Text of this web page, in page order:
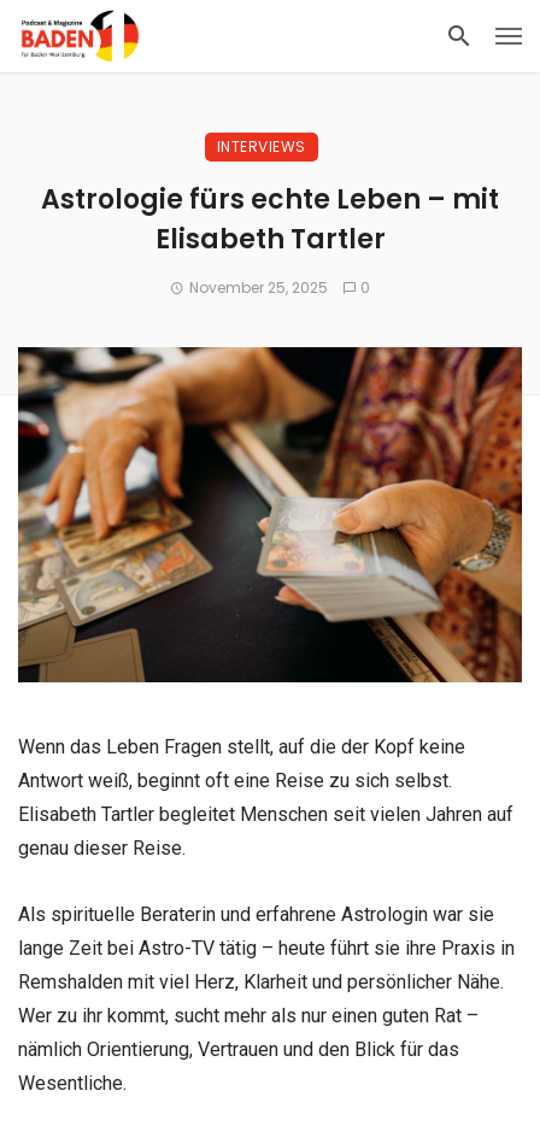
INTERVIEWS
Astrologie fürs echte Leben – mit
Elisabeth Tartler
November 25, 2025 0
Wenn das Leben Fragen stellt, auf die der Kopf keine
Antwort weiß, beginnt oft eine Reise zu sich selbst.
Elisabeth Tartler begleitet Menschen seit vielen Jahren auf
genau dieser Reise.
Als spirituelle Beraterin und erfahrene Astrologin war sie
lange Zeit bei Astro-TV tätig – heute führt sie ihre Praxis in
Remshalden mit viel Herz, Klarheit und persönlicher Nähe.
Wer zu ihr kommt, sucht mehr als nur einen guten Rat –
nämlich Orientierung, Vertrauen und den Blick für das
Wesentliche.